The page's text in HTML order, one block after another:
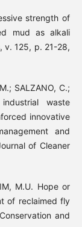
strength of
mud as alkali
v. 125, p. 21-28,
SALZANO, C.;
waste
innovative
and
of Cleaner
M.U. Hope or
of reclaimed fly
and